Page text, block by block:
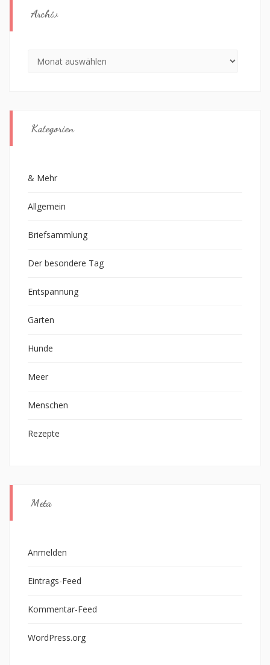
Archiv
Archiv
Kategorien
& Mehr
Allgemein
Briefsammlung
Der besondere Tag
Entspannung
Garten
Hunde
Meer
Menschen
Rezepte
Meta
Anmelden
Eintrags-Feed
Kommentar-Feed
WordPress.org